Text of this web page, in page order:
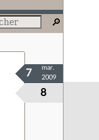
8
7
mar.
2009